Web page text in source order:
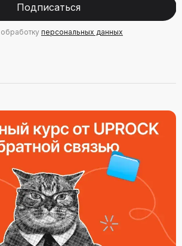
Подписаться
персональных данных